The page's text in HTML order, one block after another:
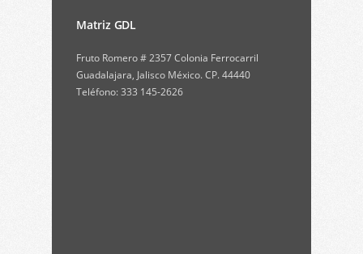
Matriz GDL
Fruto Romero # 2357 Colonia Ferrocarril
Guadalajara, Jalisco México. CP. 44440
Teléfono: 333 145-2626